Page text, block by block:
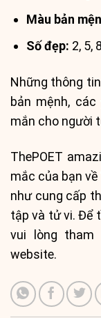
Màu bản
Số đẹp: 2, 5,
Những thông
bản mệnh,
mắn cho người
ThePOET
mắc của bạn về
như cung cấp
tập và tử vi. Để
vui lòng
website.